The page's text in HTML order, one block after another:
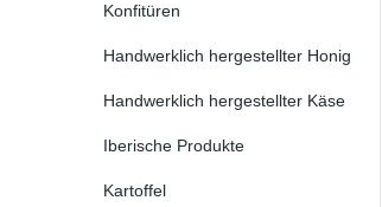
Konfitüren
Handwerklich hergestellter Honig
Handwerklich hergestellter Käse
Iberische Produkte
Kartoffel